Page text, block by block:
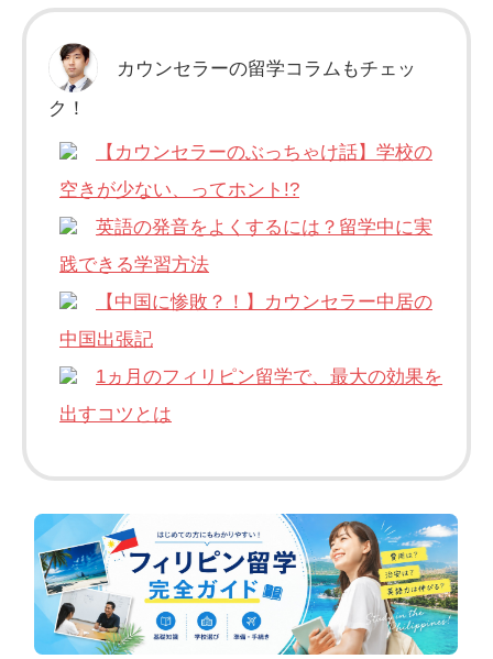
カウンセラーの留学コラムもチェッ
ク！
【カウンセラーのぶっちゃけ話】学校の
空きが少ない、ってホント!?
英語の発音をよくするには？留学中に実
践できる学習方法
【中国に惨敗？！】カウンセラー中居の
中国出張記
1ヵ月のフィリピン留学で、最大の効果を
出すコツとは